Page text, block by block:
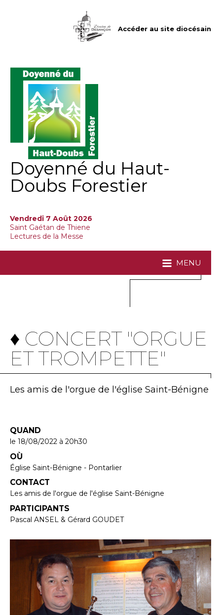
Accéder au site diocésain
Doyenné du Haut-
Doubs Forestier
Vendredi 7 Août 2026
Saint Gaétan de Thiene
Lectures de la Messe
MENU
♦ CONCERT "ORGUE
ET TROMPETTE"
Les amis de l'orgue de l'église Saint-Bénigne
QUAND
le 18/08/2022 à 20h30
OÙ
Église Saint-Bénigne - Pontarlier
CONTACT
Les amis de l'orgue de l'église Saint-Bénigne
PARTICIPANTS
Pascal ANSEL & Gérard GOUDET